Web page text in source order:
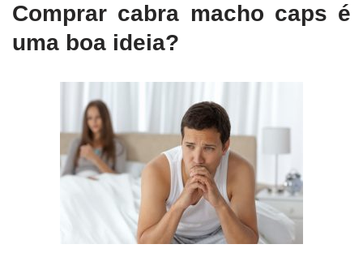
Comprar cabra macho caps é
uma boa ideia?